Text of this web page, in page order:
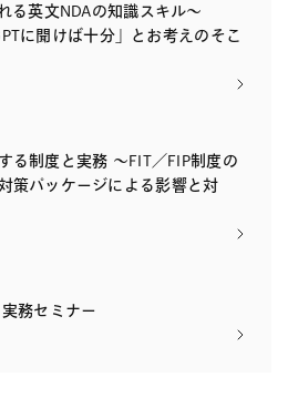
る英文NDAの知識スキル～
に聞けば十分」とお考えのそこ
る制度と実務 〜FIT／FIP制度の
策パッケージによる影響と対
務セミナー